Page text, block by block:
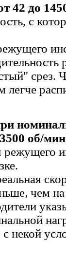
42 до
с
срез.
легче
об/
чем
некой